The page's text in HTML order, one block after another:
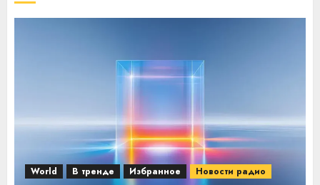
World В тренде Избранное Новости радио